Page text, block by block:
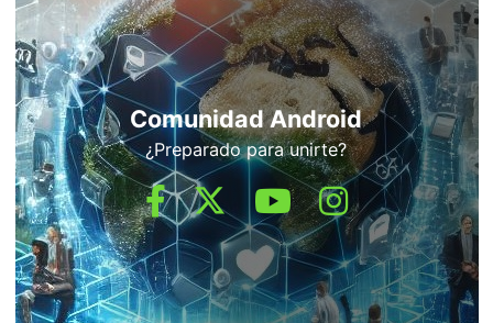
Comunidad Android
¿Preparado para unirte?